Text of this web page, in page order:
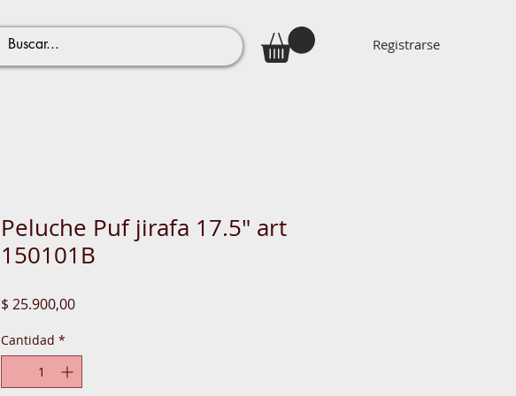
Registrarse
Peluche Puf jirafa 17.5" art
150101B
$ 25.900,00Precio
Cantidad *